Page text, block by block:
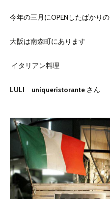
今年の三月にOPENしたばかりの
大阪は南森町にあります
イタリアン料理
LULI uniqueristorante さん